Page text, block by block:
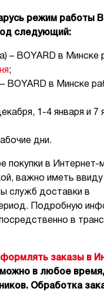
режим работы
следующий:
– BOYARD в Минске
;
BOYARD в Минске
1-4 января и 7
дни.
покупки в Интернет-
важно иметь ввиду
служб доставки в
Подробную
в
заказы в
в любое
Обработка